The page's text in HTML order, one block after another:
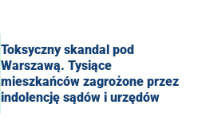
Toksyczny skandal pod
Warszawą. Tysiące
mieszkańców zagrożone przez
indolencję sądów i urzędów